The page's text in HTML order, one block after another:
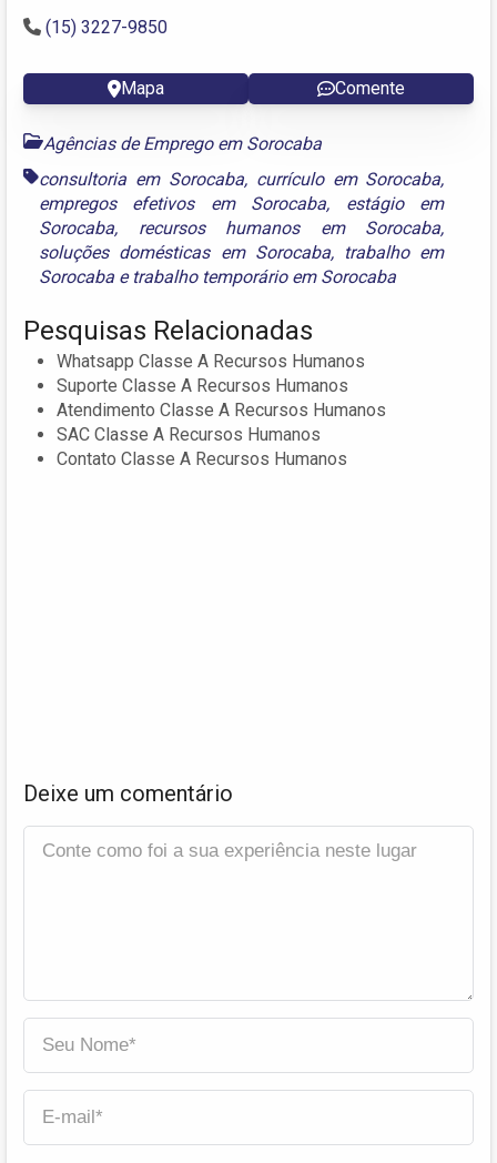
(15) 3227-9850
Mapa Comente
Agências de Emprego em Sorocaba
consultoria em Sorocaba, currículo em Sorocaba,
empregos efetivos em Sorocaba, estágio em
Sorocaba, recursos humanos em Sorocaba,
soluções domésticas em Sorocaba, trabalho em
Sorocaba e trabalho temporário em Sorocaba
Pesquisas Relacionadas
Whatsapp Classe A Recursos Humanos
Suporte Classe A Recursos Humanos
Atendimento Classe A Recursos Humanos
SAC Classe A Recursos Humanos
Contato Classe A Recursos Humanos
Deixe um comentário